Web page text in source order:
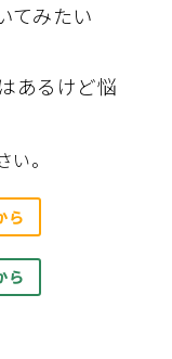
てみたい
あるけど悩
。
ら
ら